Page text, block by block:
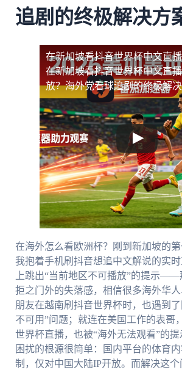
追剧的终极解决方
在新加坡看抖音世界杯中文直
在新加坡看抖音世界杯中文直
放？海外党看球追剧的终极解
在海外怎么看欧洲杯？刚到新加坡的第
我抱着手机刷抖音想追中文解说的实
上跳出“当前地区不可播放”的提示
拒之门外的失落感，相信很多海外华人
朋友在越南刷抖音世界杯时，也遇到
不可用”问题；就连在美国工作的表哥
世界杯直播，也被“海外无法观看”的
困扰的根源很简单：国内平台的体育
制，仅对中国大陆IP开放。而解决这